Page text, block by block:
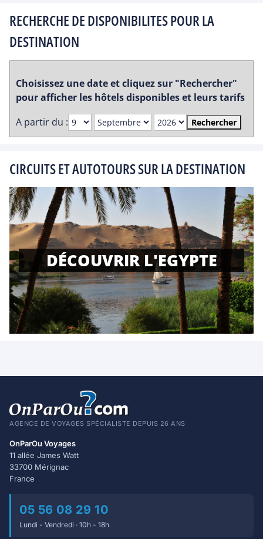
RECHERCHE DE DISPONIBILITES POUR LA
DESTINATION
Choisissez une date et cliquez sur "Rechercher"
pour afficher les hôtels disponibles et leurs tarifs
A partir du :
Rechercher
CIRCUITS ET AUTOTOURS SUR LA DESTINATION
DÉCOUVRIR L'EGYPTE
AGENCE DE VOYAGES SPÉCIALISTE DEPUIS 26 ANS
OnParOu Voyages
11 allée James Watt
33700 Mérignac
France
05 56 08 29 10
Lundi - Vendredi · 10h - 18h